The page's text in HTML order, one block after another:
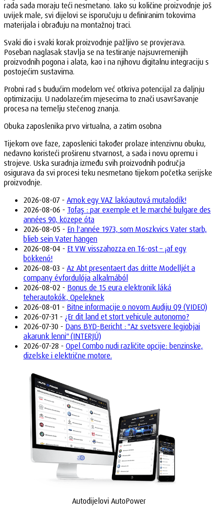
rada sada moraju teći nesmetano. Iako su količine proizvodnje još
uvijek male, svi dijelovi se isporučuju u definiranim tokovima
materijala i obrađuju na montažnoj traci.
Svaki dio i svaki korak proizvodnje pažljivo se provjerava.
Poseban naglasak stavlja se na testiranje najsuvremenijih
proizvodnih pogona i alata, kao i na njihovu digitalnu integraciju s
postojećim sustavima.
Probni rad s budućim modelom već otkriva potencijal za daljnju
optimizaciju. U nadolazećim mjesecima to znači usavršavanje
procesa na temelju stečenog znanja.
Obuka zaposlenika prvo virtualna, a zatim osobna
Tijekom ove faze, zaposlenici također prolaze intenzivnu obuku,
nedavno koristeći proširenu stvarnost, a sada i novu opremu i
strojeve. Uska suradnja između svih proizvodnih područja
osigurava da svi procesi teku nesmetano tijekom početka serijske
proizvodnje.
2026-08-07 - Amok egy VAZ lakóautová mutalodík!
2026-08-06 - Tofaş : par exemple et le marché bulgare des
années 90, közepe óta
2026-08-05 - En l'année 1973, som Moszkvics Vater starb,
blieb sein Vater hängen
2026-08-04 - Et VW visszahozza en T6-ost – ¡af egy
bökkenő!
2026-08-03 - Az Abt presentaert das dritte Modelljét a
company évfordulója alkalmából
2026-08-02 - Bonus de 15 eura elektronik láká
teherautokók, Opeleknek
2026-08-01 - Bitne informacije o novom Audiju Q9 (VIDEO)
2026-07-31 - ¿Er dit land et stort vehicule autonomo?
2026-07-30 - Dans BYD-Bericht : "Az svetsvere legjobjai
akarunk lenni" (INTERJÚ)
2026-07-28 - Opel Combo nudi različite opcije: benzinske,
dizelske i električne motore.
Autodijelovi AutoPower